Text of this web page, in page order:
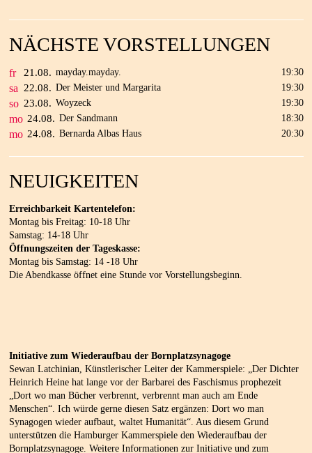
NÄCHSTE VORSTELLUNGEN
fr 21.08. mayday.mayday. 19:30
sa 22.08. Der Meister und Margarita 19:30
so 23.08. Woyzeck 19:30
mo 24.08. Der Sandmann 18:30
mo 24.08. Bernarda Albas Haus 20:30
NEUIGKEITEN
Erreichbarkeit Kartentelefon:
Montag bis Freitag: 10-18 Uhr
Samstag: 14-18 Uhr
Öffnungszeiten der Tageskasse:
Montag bis Samstag: 14 -18 Uhr
Die Abendkasse öffnet eine Stunde vor Vorstellungsbeginn.
Initiative zum Wiederaufbau der Bornplatzsynagoge
Sewan Latchinian, Künstlerischer Leiter der Kammerspiele: „Der Dichter
Heinrich Heine hat lange vor der Barbarei des Faschismus prophezeit
„Dort wo man Bücher verbrennt, verbrennt man auch am Ende
Menschen“. Ich würde gerne diesen Satz ergänzen: Dort wo man
Synagogen wieder aufbaut, waltet Humanität“. Aus diesem Grund
unterstützen die Hamburger Kammerspiele den Wiederaufbau der
Bornplatzsynagoge. Weitere Informationen zur Initiative und zum